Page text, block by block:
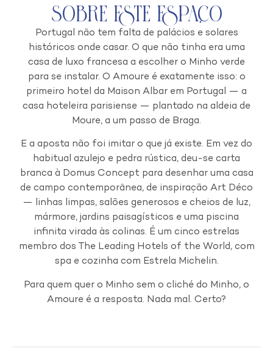
Sobre este espaço
Portugal não tem falta de palácios e solares
históricos onde casar. O que não tinha era uma
casa de luxo francesa a escolher o Minho verde
para se instalar. O Amoure é exatamente isso: o
primeiro hotel da Maison Albar em Portugal — a
casa hoteleira parisiense — plantado na aldeia de
Moure, a um passo de Braga.
E a aposta não foi imitar o que já existe. Em vez do
habitual azulejo e pedra rústica, deu-se carta
branca à Domus Concept para desenhar uma casa
de campo contemporânea, de inspiração Art Déco
— linhas limpas, salões generosos e cheios de luz,
mármore, jardins paisagísticos e uma piscina
infinita virada às colinas. É um cinco estrelas
membro dos The Leading Hotels of the World, com
spa e cozinha com Estrela Michelin.
Para quem quer o Minho sem o cliché do Minho, o
Amoure é a resposta. Nada mal. Certo?